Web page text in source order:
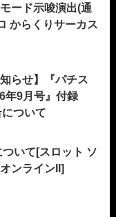
ード示唆演出(通
からくりサーカス
らせ】『パチス
年9月号』付録
ついて
いて[スロット ソ
ンラインII]